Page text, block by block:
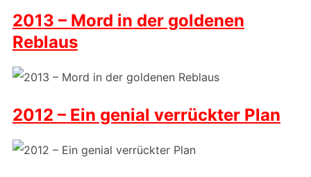
2013 – Mord in der goldenen
Reblaus
2012 – Ein genial verrückter Plan